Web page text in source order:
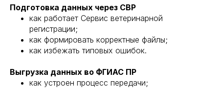
Подготовка данных через СВР
как работает Сервис ветеринарной
регистрации;
как формировать корректные файлы;
как избежать типовых ошибок.
Выгрузка данных во ФГИАС ПР
как устроен процесс передачи;